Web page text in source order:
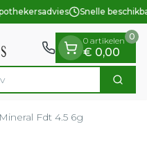
Snelle
Zoek
0 artikelen
€ 0,00
0
Fdt 4.5 6g